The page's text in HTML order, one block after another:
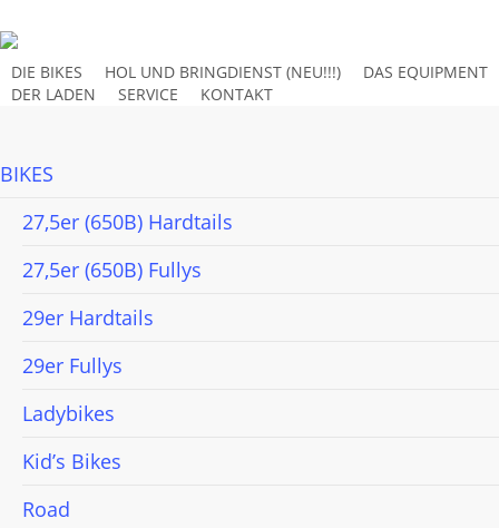
to
main
content
DIE BIKES HOL UND BRINGDIENST (NEU!!!)
DAS EQUIPMENT
DER LADEN
SERVICE KONTAKT
BIKES
27,5er (650B) Hardtails
27,5er (650B) Fullys
29er Hardtails
29er Fullys
Ladybikes
Kid’s Bikes
Road